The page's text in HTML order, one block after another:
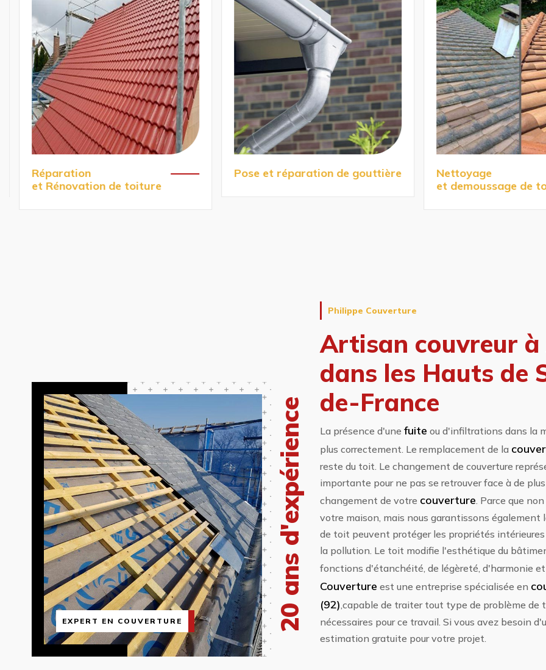
Réparation et
rénovation de
toiture
Réparation
et Rénovation de toiture
Pose et réparation
de gouttière
Pose et réparation de gouttière
Nettoyage
et demoussage de
EXPERT EN COUVERTURE 20 ans d'expérience
Philippe Couverture
Artisan couvreur à
dans les Hauts de
de-France
La présence d'unefuite ou d'infiltrations dans la
plus correctement. Le remplacement de la
reste du toit. Le changement de couverture
importante pour ne pas se retrouver face à de
changement de votre couverture . Parce que
votre maison, mais nous garantissons
de toit peuvent protéger les propriétés
la pollution. Le toit modifie l'esthétique du
fonctions d'étanchéité, de légèreté, d'harmonie
Couverture est une entreprise spécialisée en
(92),capable de traiter tout type de problème de
nécessaires pour ce travail. Si vous avez besoin
estimation gratuite pour votre projet.